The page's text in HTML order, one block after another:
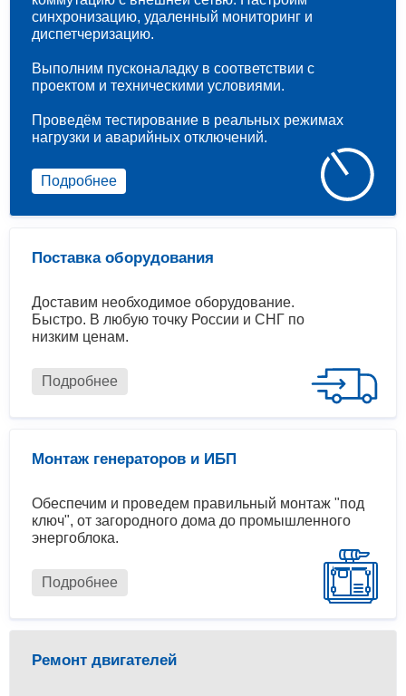
Поставка оборудования
Доставим необходимое оборудование.
Быстро. В любую точку России и СНГ по
низким ценам.
Подробнее
Монтаж генераторов и ИБП
Обеспечим и проведем правильный монтаж "под
ключ", от загородного дома до промышленного
энергоблока.
Подробнее
синхронизацию, удаленный мониторинг и
диспетчеризацию.
Выполним пусконаладку в соответствии с
проектом и техническими условиями.
Проведём тестирование в реальных режимах
нагрузки и аварийных отключений.
Подробнее
Ремонт двигателей